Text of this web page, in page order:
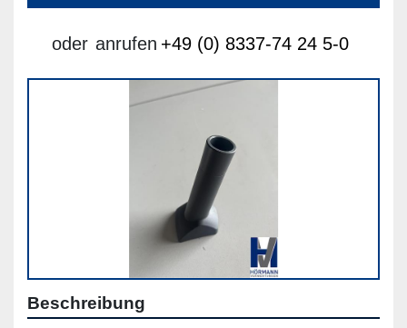
oder anrufen +49 (0) 8337-74 24 5-0
Beschreibung